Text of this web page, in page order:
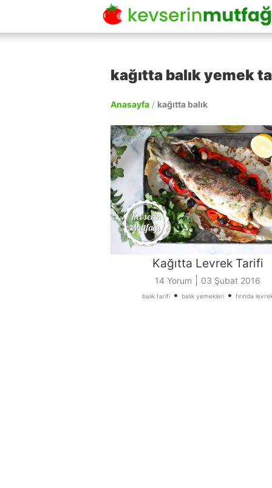
kağıtta balık yemek
Anasayfa / kağıtta balık
Kağıtta Levrek Tarifi
14 Yorum 03 Şubat 2016
balık tarifi • balık yemekleri • fırında